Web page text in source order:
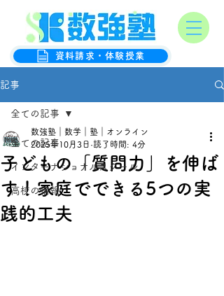
数強塾
オンライン数学克服塾
資料請求・体験授業
記事
全ての記事
インターナショナルスクール
高校の情報
全ての記事
子どもの「質問力」を伸ば
す！家庭でできる5つの実
践的工夫
数強塾｜数学｜塾｜オンライン
2025年10月3日 読了時間: 4分